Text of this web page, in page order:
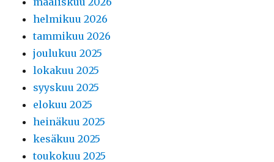
helmikuu 2026
tammikuu 2026
joulukuu 2025
lokakuu 2025
syyskuu 2025
elokuu 2025
heinäkuu 2025
kesäkuu 2025
toukokuu 2025